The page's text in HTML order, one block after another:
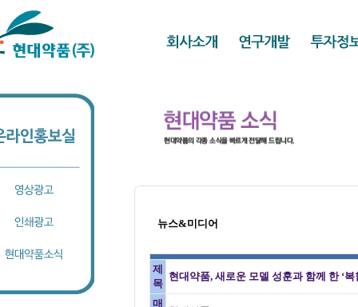
뉴스&미디어
제
목
현대약품, 새로운 모델 성훈과 함께 한 ‘
매